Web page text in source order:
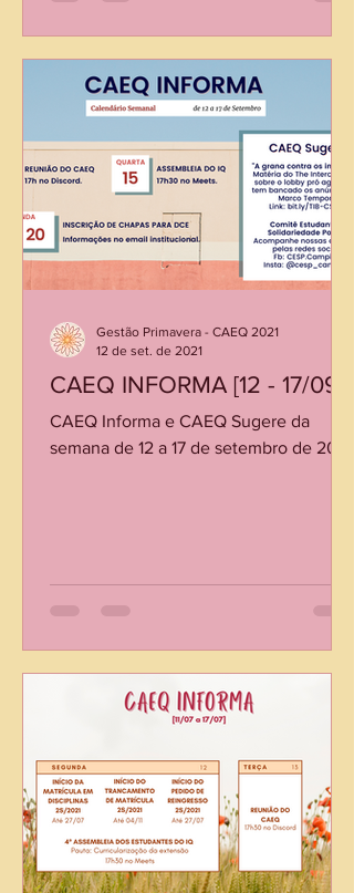
CAEQ INFORMA [12 - 17/09]
CAEQ Informa e CAEQ Sugere da
semana de 12 a 17 de setembro de 2021.
Gestão Primavera - CAEQ 2021
12 de set. de 2021